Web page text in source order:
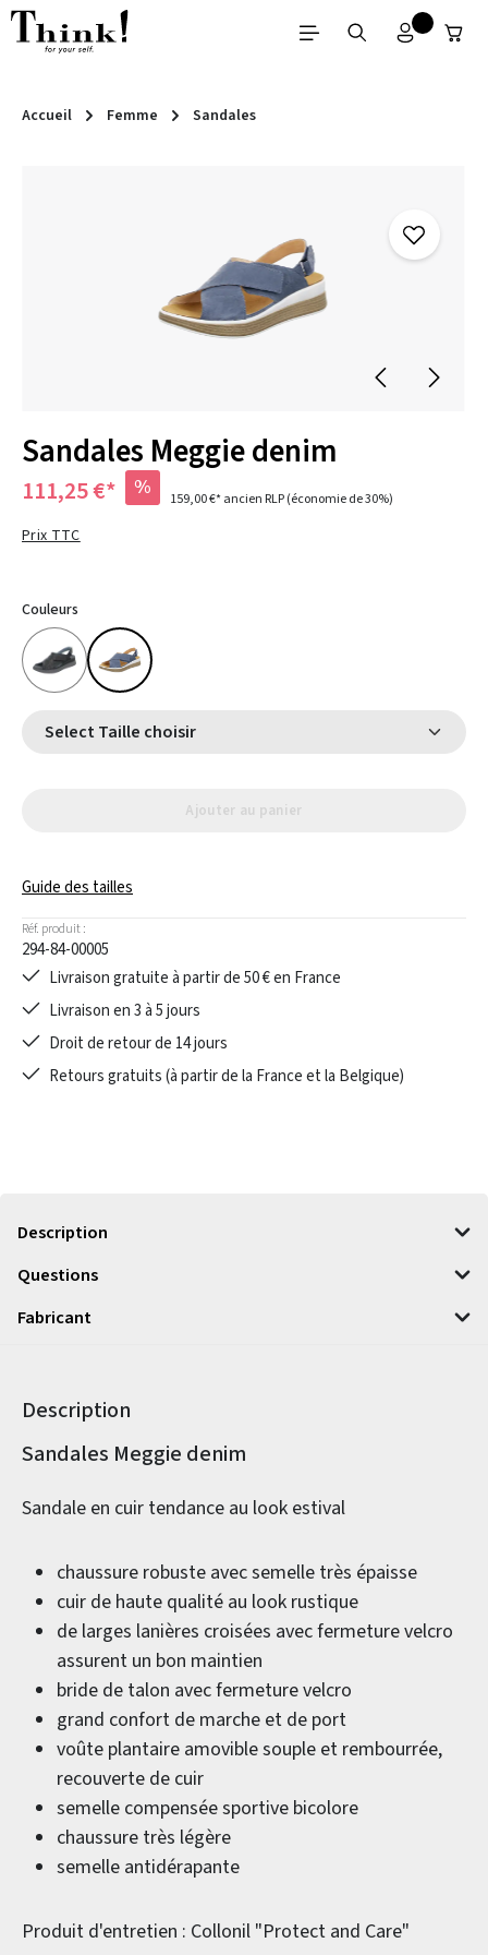
Passer au contenu principal
Accueil Femme Sandales
Sandales Meggie denim
111,25 €* % 159,00 €*ancien RLP(économie de 30%)
Prix TTC
Couleurs
Select Taille choisir
Ajouter au panier
Guide des tailles
Réf. produit :
294-84-00005
Livraison gratuite à partir de 50 € en France
Livraison en 3 à 5 jours
Droit de retour de 14 jours
Retours gratuits (à partir de la France et la Belgique)
Description
Questions
Fabricant
Description
Informations sur le produit
Sandales Meggie denim
Sandale en cuir tendance au look estival
chaussure robuste avec semelle très épaisse
cuir de haute qualité au look rustique
de larges lanières croisées avec fermeture velcro
assurent un bon maintien
bride de talon avec fermeture velcro
grand confort de marche et de port
voûte plantaire amovible souple et rembourrée,
recouverte de cuir
semelle compensée sportive bicolore
chaussure très légère
semelle antidérapante
Produit d'entretien : Collonil "Protect and Care"